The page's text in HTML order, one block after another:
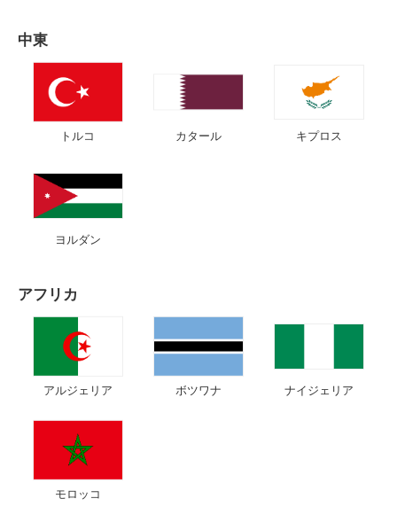
中東
トルコ カタール キプロス
ヨルダン
アフリカ
アルジェリア ボツワナ ナイジェリア
モロッコ